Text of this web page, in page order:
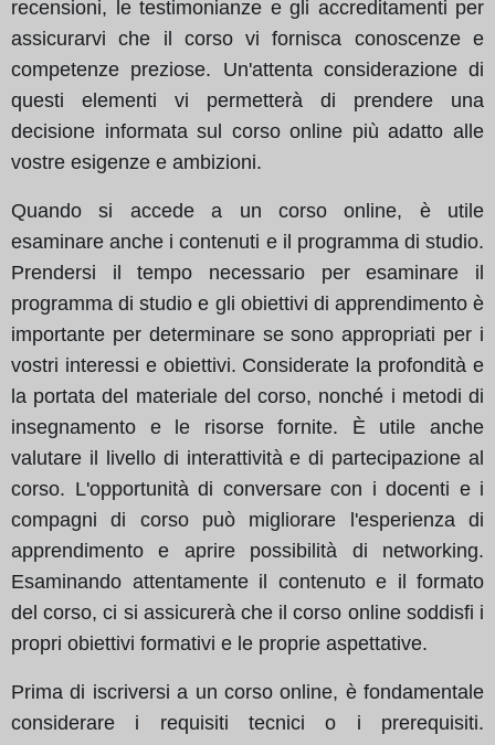
recensioni, le testimonianze e gli accreditamenti per
assicurarvi che il corso vi fornisca conoscenze e
competenze preziose. Un'attenta considerazione di
questi elementi vi permetterà di prendere una
decisione informata sul corso online più adatto alle
vostre esigenze e ambizioni.
Quando si accede a un corso online, è utile
esaminare anche i contenuti e il programma di studio.
Prendersi il tempo necessario per esaminare il
programma di studio e gli obiettivi di apprendimento è
importante per determinare se sono appropriati per i
vostri interessi e obiettivi. Considerate la profondità e
la portata del materiale del corso, nonché i metodi di
insegnamento e le risorse fornite. È utile anche
valutare il livello di interattività e di partecipazione al
corso. L'opportunità di conversare con i docenti e i
compagni di corso può migliorare l'esperienza di
apprendimento e aprire possibilità di networking.
Esaminando attentamente il contenuto e il formato
del corso, ci si assicurerà che il corso online soddisfi i
propri obiettivi formativi e le proprie aspettative.
Prima di iscriversi a un corso online, è fondamentale
considerare i requisiti tecnici o i prerequisiti.